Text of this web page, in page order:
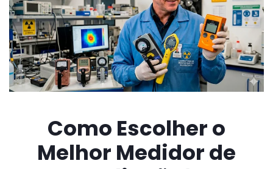
Como Escolher o
Melhor Medidor de